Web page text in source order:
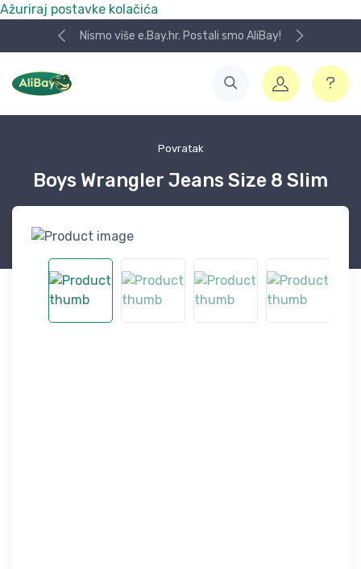
Ažuriraj postavke kolačića
Nismo više e.Bay.hr. Postali smo AliBay!
Povratak
Boys Wrangler Jeans Size 8 Slim